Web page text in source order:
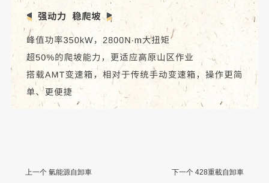
上一个 氫能源自卸車 下一个 428重載自卸車